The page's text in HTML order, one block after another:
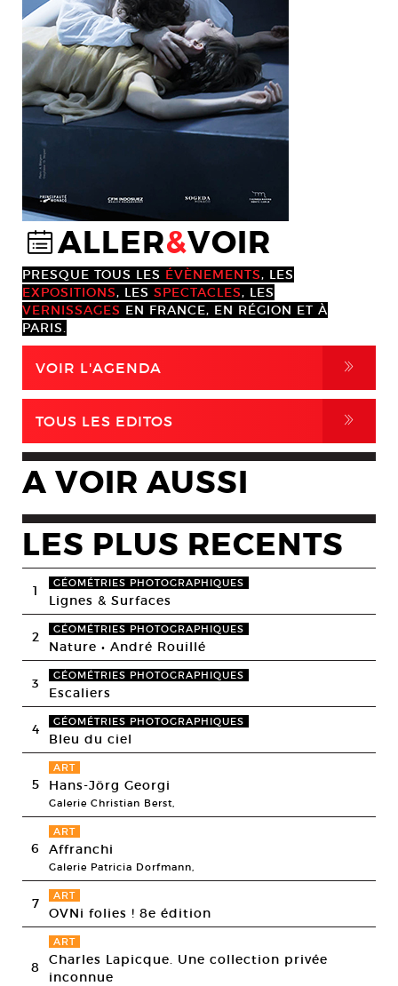
@ALLER&VOIR
PRESQUE TOUS LES ÉVÈNEMENTS, LES
EXPOSITIONS, LES SPECTACLES, LES
VERNISSAGES EN FRANCE, EN RÉGION ET À
PARIS.
VOIR L'AGENDA ,
TOUS LES EDITOS ,
A VOIR AUSSI
LES PLUS RECENTS
1 GÉOMÉTRIES PHOTOGRAPHIQUES
Lignes & Surfaces
2 GÉOMÉTRIES PHOTOGRAPHIQUES
Nature • André Rouillé
3 GÉOMÉTRIES PHOTOGRAPHIQUES
Escaliers
4 GÉOMÉTRIES PHOTOGRAPHIQUES
Bleu du ciel
5
ART
Hans-Jörg Georgi
Galerie Christian Berst,
6
ART
Affranchi
Galerie Patricia Dorfmann,
7 ART
OVNi folies ! 8e édition
8
ART
Charles Lapicque. Une collection privée
inconnue